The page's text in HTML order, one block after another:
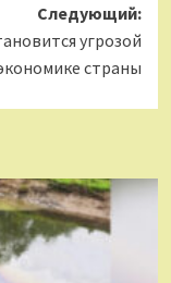
Следующий:
угрозой
страны